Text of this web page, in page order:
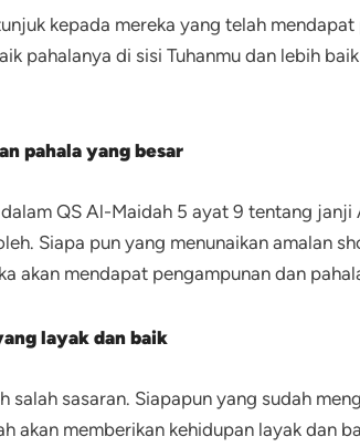
kepada mereka yang telah
pahalanya di sisi Tuhanmu dan lebih
pahala yang besar
QS Al-Maidah 5 ayat 9 tentang
Siapa pun yang menunaikan amalan
akan mendapat pengampunan dan
layak dan baik
salah sasaran. Siapapun yang sudah
akan memberikan kehidupan layak dan